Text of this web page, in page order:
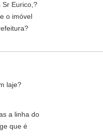
Sr Eurico,?
o imóvel
laje?
a linha do
que é